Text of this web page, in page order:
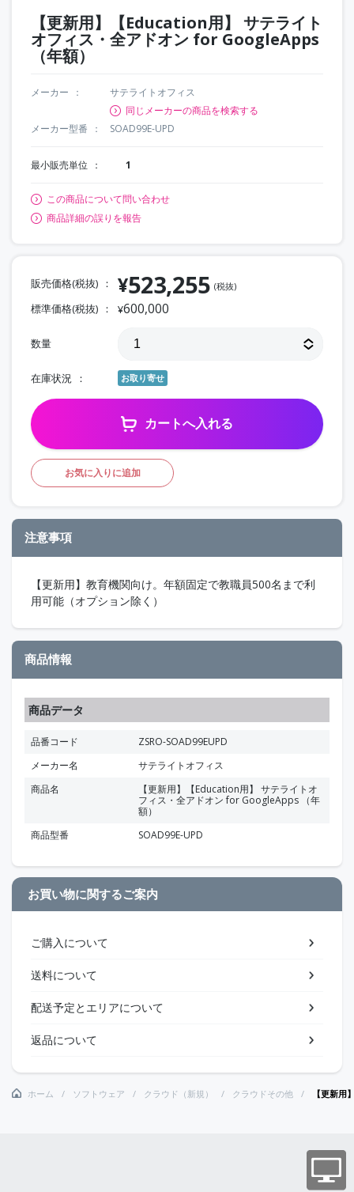
【更新用】【Education用】 サテライト
オフィス・全アドオン for GoogleApps
（年額）
メーカー
サテライトオフィス
同じメーカーの商品を検索する
メーカー型番
SOAD99E-UPD
最小販売単位 1
この商品について問い合わせ
商品詳細の誤りを報告
販売価格(税抜) ¥523,255 (税抜)
標準価格(税抜) ¥600,000
数量
在庫状況 お取り寄せ
カートへ入れる
お気に入りに追加
注意事項
【更新用】教育機関向け。年額固定で教職員500名まで利
用可能（オプション除く）
商品情報
商品データ
品番コード
ZSRO-SOAD99EUPD
メーカー名
サテライトオフィス
商品名
【更新用】【Education用】 サテライトオ
フィス・全アドオン for GoogleApps （年
額）
商品型番
SOAD99E-UPD
お買い物に関するご案内
ご購入について
送料について
配送予定とエリアについて
返品について
ホーム ソフトウェア クラウド（新規） クラウドその他 【更新